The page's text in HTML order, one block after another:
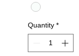
Quantity *